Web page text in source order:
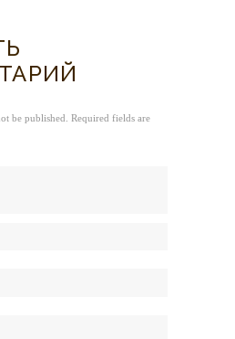
be published. Required fields are